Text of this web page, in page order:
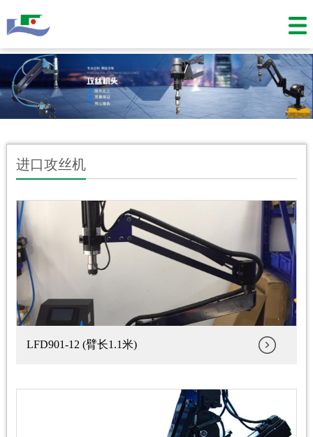
进口攻丝机
LFD901-12 (臂长1.1米)